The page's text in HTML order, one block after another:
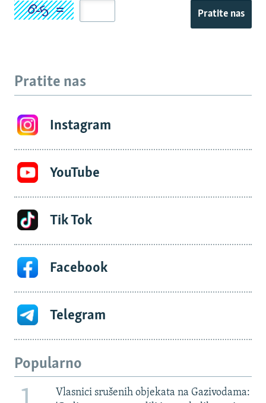
Pratite nas
Pratite nas
Instagram
YouTube
Tik Tok
Facebook
Telegram
Popularno
Vlasnici srušenih objekata na Gazivodama: